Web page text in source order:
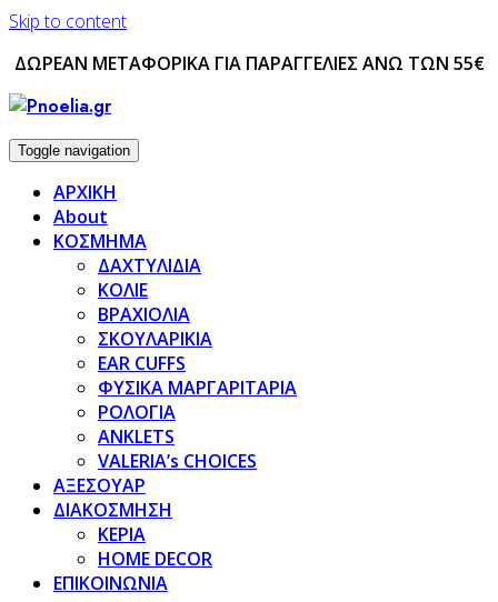
Skip to content
ΔΩΡΕΑΝ ΜΕΤΑΦΟΡΙΚΑ ΓΙΑ ΠΑΡΑΓΓΕΛΙΕΣ ΑΝΩ ΤΩΝ 55€
Toggle navigation
ΑΡΧΙΚΗ
About
ΚΟΣΜΗΜΑ
ΔΑΧΤΥΛΙΔΙΑ
ΚΟΛΙΕ
ΒΡΑΧΙΟΛΙΑ
ΣΚΟΥΛΑΡΙΚΙΑ
EAR CUFFS
ΦΥΣΙΚΑ ΜΑΡΓΑΡΙΤΑΡΙΑ
ΡΟΛΟΓΙΑ
ANKLETS
VALERIA’s CHOICES
ΑΞΕΣΟΥΑΡ
ΔΙΑΚΟΣΜΗΣΗ
ΚΕΡΙΑ
HOME DECOR
ΕΠΙΚΟΙΝΩΝΙΑ